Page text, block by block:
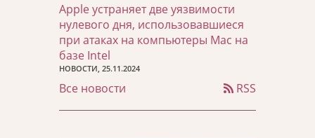
Apple устраняет две уязвимости
нулевого дня, использовавшиеся
при атаках на компьютеры Mac на
базе Intel
НОВОСТИ, 25.11.2024
Все новости RSS